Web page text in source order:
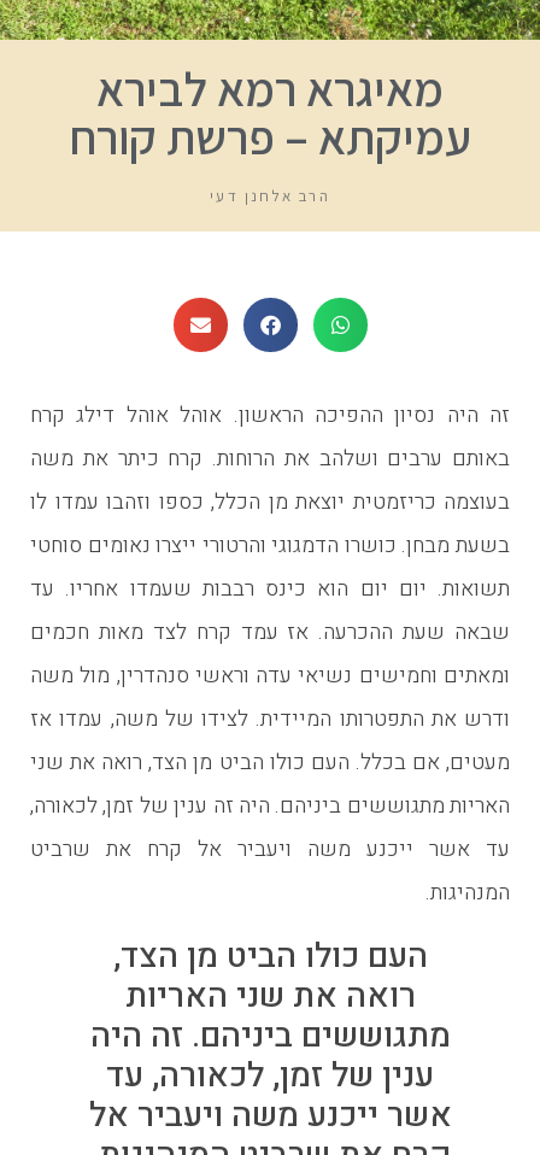
מאיגרא רמא לבירא
עמיקתא – פרשת קורח
הרב אלחנן דעי
זה היה נסיון ההפיכה הראשון. אוהל אוהל דילג קרח
באותם ערבים ושלהב את הרוחות. קרח כיתר את משה
בעוצמה כריזמטית יוצאת מן הכלל, כספו וזהבו עמדו לו
בשעת מבחן. כושרו הדמגוגי והרטורי ייצרו נאומים סוחטי
תשואות. יום יום הוא כינס רבבות שעמדו אחריו. עד
שבאה שעת ההכרעה. אז עמד קרח לצד מאות חכמים
ומאתים וחמישים נשיאי עדה וראשי סנהדרין, מול משה
ודרש את התפטרותו המיידית. לצידו של משה, עמדו אז
מעטים, אם בכלל. העם כולו הביט מן הצד, רואה את שני
האריות מתגוששים ביניהם. היה זה ענין של זמן, לכאורה,
עד אשר ייכנע משה ויעביר אל קרח את שרביט
המנהיגות.
העם כולו הביט מן הצד,
רואה את שני האריות
מתגוששים ביניהם. זה היה
ענין של זמן, לכאורה, עד
אשר ייכנע משה ויעביר אל